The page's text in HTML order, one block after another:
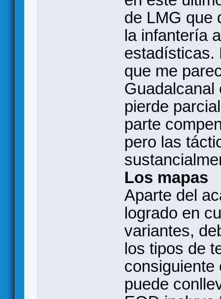
de LMG que
la infantería
estadísticas.
que me
Guadalcanal
pierde
parte
pero las
Los mapas
Aparte del
logrado en
variantes,
los tipos de
consiguiente
puede